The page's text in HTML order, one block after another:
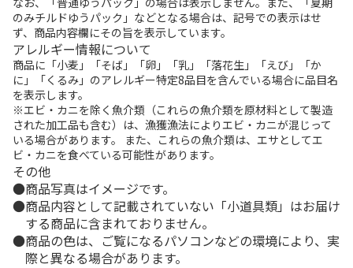
のみチルドゆうパック」などとなる場合は、記号での表示はせ
ず、商品内容欄にその旨を表示しています。
アレルギー情報について
商品に「小麦」「そば」「卵」「乳」「落花生」「えび」「か
に」「くるみ」のアレルギー特定8品目を含んでいる場合に品目名
を表示します。
※エビ・カニを除く魚介類（これらの魚介類を原材料として製造
された加工品も含む）は、漁獲漁法によりエビ・カニが混じって
いる場合があります。 また、これらの魚介類は、エサとしてエ
ビ・カニを食べている可能性があります。
その他
商品写真はイメージです。
商品内容として記載されていない「小道具類」はお届け
する商品に含まれておりません。
商品の色は、ご覧になるパソコンなどの環境により、実
際と異なる場合があります。